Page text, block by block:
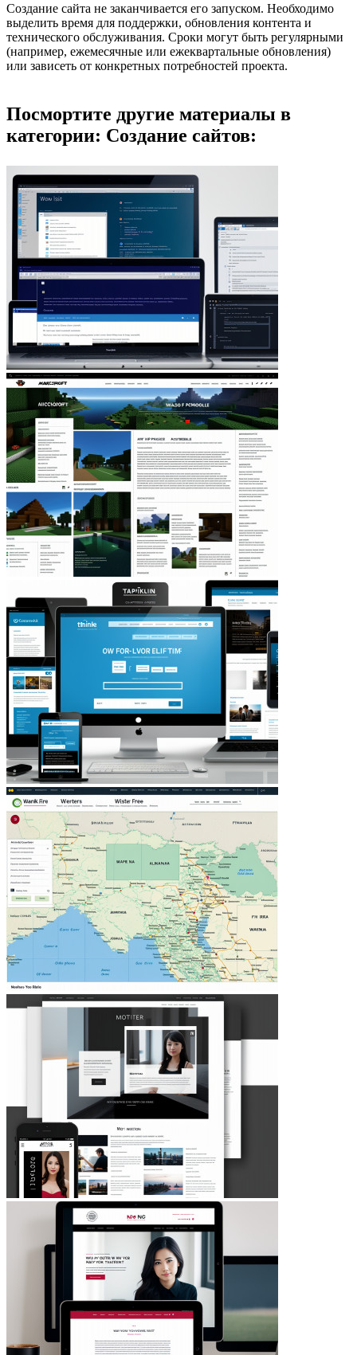
Создание сайта не заканчивается его запуском. Необходимо
выделить время для поддержки, обновления контента и
технического обслуживания. Сроки могут быть регулярными
(например, ежемесячные или ежеквартальные обновления)
или зависеть от конкретных потребностей проекта.
Посмортите другие материалы в
категории: Создание сайтов: